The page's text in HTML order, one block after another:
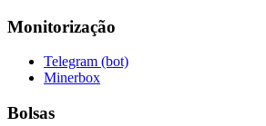
Monitorização
Telegram (bot)
Minerbox
Bolsas